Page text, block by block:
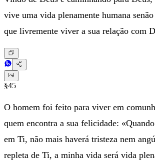
vive uma vida plenamente humana
que livremente viver a sua relação com
§45
O homem foi feito para viver em
quem encontra a sua felicidade:
em Ti, não mais haverá tristeza nem
repleta de Ti, a minha vida será vida